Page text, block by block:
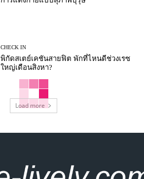
CHECK IN
พิกัดสเตย์เคชันสายฟิต พักที่ไหนดีช่วงเรซ
ใหญ่เดือนสิงหา?
Load more